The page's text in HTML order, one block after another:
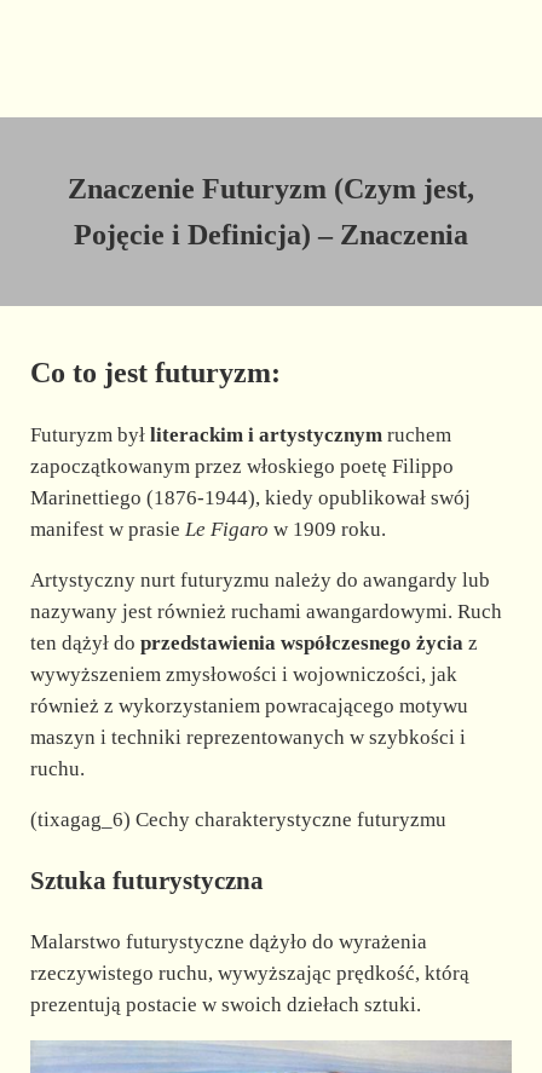
Znaczenie Futuryzm (Czym jest,
Pojęcie i Definicja) – Znaczenia
Co to jest futuryzm:
Futuryzm był literackim i artystycznymruchem
zapoczątkowanym przez włoskiego poetę Filippo
Marinettiego (1876-1944), kiedy opublikował swój
manifest w prasie Le Figaro w 1909 roku.
Artystyczny nurt futuryzmu należy do awangardy lub
nazywany jest również ruchami awangardowymi. Ruch
ten dążył do przedstawienia współczesnego życiaz
wywyższeniem zmysłowości i wojowniczości, jak
również z wykorzystaniem powracającego motywu
maszyn i techniki reprezentowanych w szybkości i
ruchu.
(tixagag_6) Cechy charakterystyczne futuryzmu
Sztuka futurystyczna
Malarstwo futurystyczne dążyło do wyrażenia
rzeczywistego ruchu, wywyższając prędkość, którą
prezentują postacie w swoich dziełach sztuki.